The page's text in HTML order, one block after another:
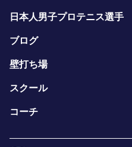
日本人男子プロテニス選手
ブログ
壁打ち場
スクール
コーチ